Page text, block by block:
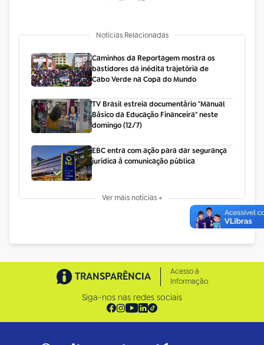
Notícias Relacionadas
Caminhos da Reportagem mostra os
bastidores da inédita trajetória de
Cabo Verde na Copa do Mundo
TV Brasil estreia documentário "Manual
Básico da Educação Financeira" neste
domingo (12/7)
EBC entra com ação para dar segurança
jurídica à comunicação pública
Ver mais notícias +
TRANSPARÊNCIA
Acesso à
Informação
Siga-nos nas redes sociais